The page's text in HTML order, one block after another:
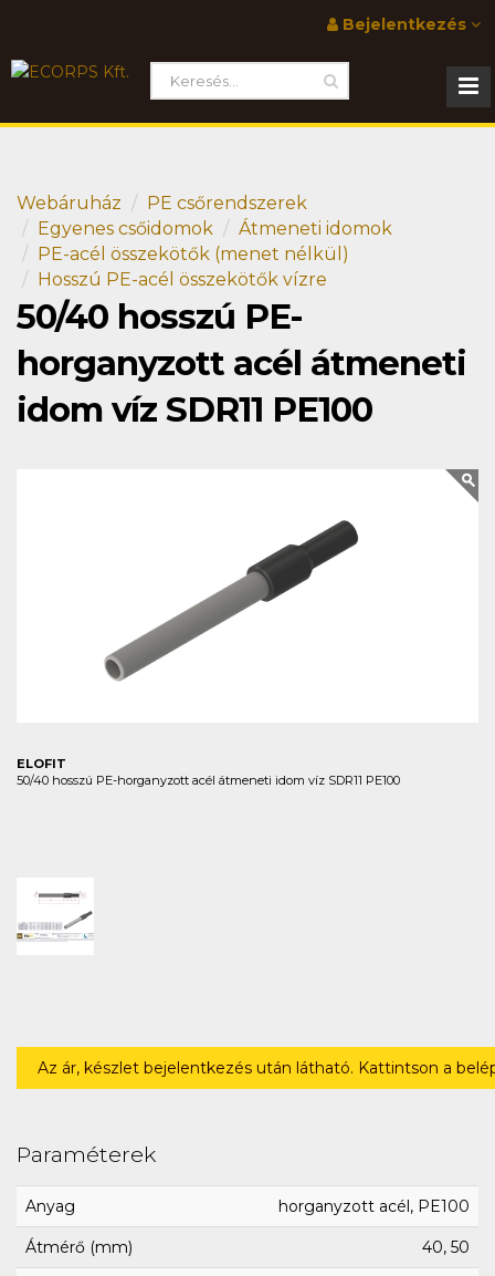
Bejelentkezés
Webáruház
PE csőrendszerek
Egyenes csőidomok
Átmeneti idomok
PE-acél összekötők (menet nélkül)
Hosszú PE-acél összekötők vízre
50/40 hosszú PE-
horganyzott acél átmeneti
idom víz SDR11 PE100
ELOFIT
50/40 hosszú PE-horganyzott acél átmeneti idom víz SDR11 PE100
Az ár, készlet bejelentkezés után látható. Kattintson a
Paraméterek
Anyag horganyzott acél, PE100
Átmérő (mm) 40, 50